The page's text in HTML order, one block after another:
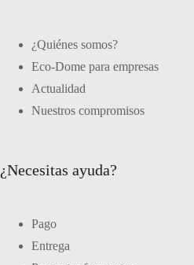
¿Quiénes somos?
Eco-Dome para empresas
Actualidad
Nuestros compromisos
¿Necesitas ayuda?
Pago
Entrega